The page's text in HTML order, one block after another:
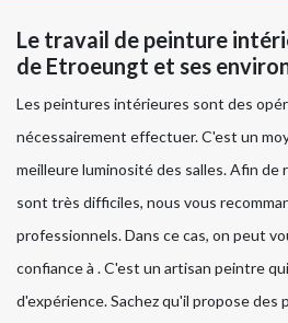
Le travail de peinture
de Etroeungt et ses
Les peintures intérieures sont des
nécessairement effectuer. C'est un
meilleure luminosité des salles. Afin de
sont très difficiles, nous vous
professionnels. Dans ce cas, on peut
confiance à . C'est un artisan peintre
d'expérience. Sachez qu'il propose des